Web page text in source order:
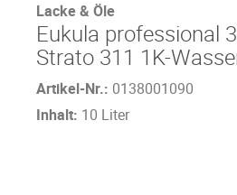
Lacke & Öle
Eukula professional
Strato 311 1K-
Artikel-Nr.: 0138001090
Inhalt: 10 Liter